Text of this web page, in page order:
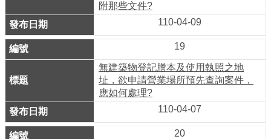
及
網
站
全
政
策
附那些文件?
110-04-09
19
無建築物登記謄本及使用執照之地
址，欲申請營業場所預先查詢案件，
應如何處理?
110-04-07
20